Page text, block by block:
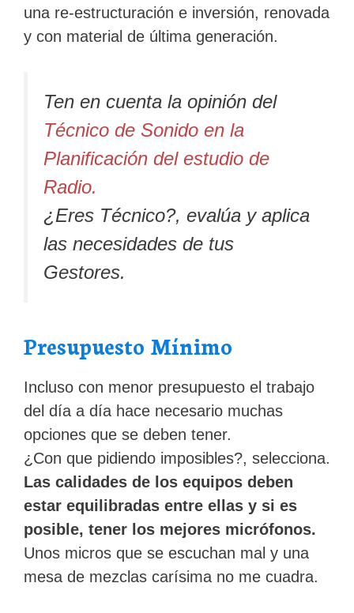
una re-estructuración e inversión, renovada
y con material de última generación.
Ten en cuenta la opinión del
Técnico de Sonido en la
Planificación del estudio de
Radio.
¿Eres Técnico?, evalúa y aplica
las necesidades de tus
Gestores.
Presupuesto Mínimo
Incluso con menor presupuesto el trabajo
del día a día hace necesario muchas
opciones que se deben tener.
¿Con que pidiendo imposibles?, selecciona.
Las calidades de los equipos deben
estar equilibradas entre ellas y si es
posible, tener los mejores micrófonos.
Unos micros que se escuchan mal y una
mesa de mezclas carísima no me cuadra.